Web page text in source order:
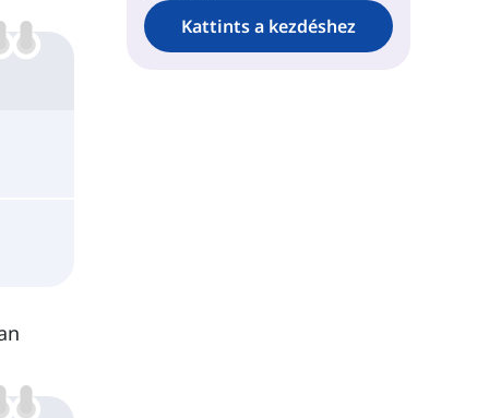
Kattints a kezdéshez